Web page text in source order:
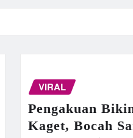
VIRAL
Pengakuan
Kaget, Bocah